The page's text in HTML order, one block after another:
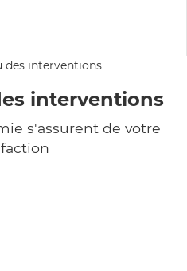
interventions
s'assurent de votre